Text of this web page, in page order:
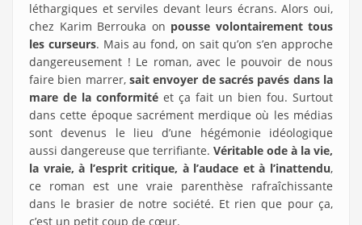
léthargiques et serviles devant leurs écrans. Alors oui,
chez Karim Berrouka on pousse volontairement tous
les curseurs. Mais au fond, on sait qu’on s’en approche
dangereusement ! Le roman, avec le pouvoir de nous
faire bien marrer, sait envoyer de sacrés pavés dans la
mare de la conformité et ça fait un bien fou. Surtout
dans cette époque sacrément merdique où les médias
sont devenus le lieu d’une hégémonie idéologique
aussi dangereuse que terrifiante. Véritable ode à la vie,
la vraie, à l’esprit critique, à l’audace et à l’inattendu,
ce roman est une vraie parenthèse rafraîchissante
dans le brasier de notre société. Et rien que pour ça,
c’est un petit coup de cœur.